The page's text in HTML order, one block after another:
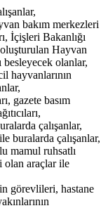
bakım merkezleri
İçişleri Bakanlığı
Hayvan
olanlar,
hayvanlarının
gazete basım
çalışanlar,
buralarda çalışanlar,
mamul ruhsatlı
olan araçlar ile
görevlileri, hastane